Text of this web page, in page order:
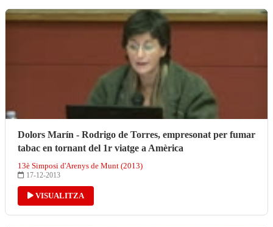
Dolors Marín - Rodrigo de Torres, empresonat per fumar
tabac en tornant del 1r viatge a Amèrica
13è Simposi d'Arenys de Munt (2013)
17-12-2013
VISUALITZA